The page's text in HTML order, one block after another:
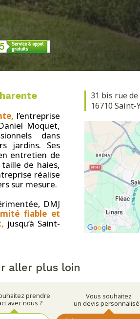
l’entreprise
Moquet,
dans
jardins. Ses
entretien de
de haies,
réalise
sur mesure.
DMJ
fiable et
jusqu’à Saint-
aller plus loin
prendre
avec nous ?
Vous souhaitez
un devis
31 bis rue
16710